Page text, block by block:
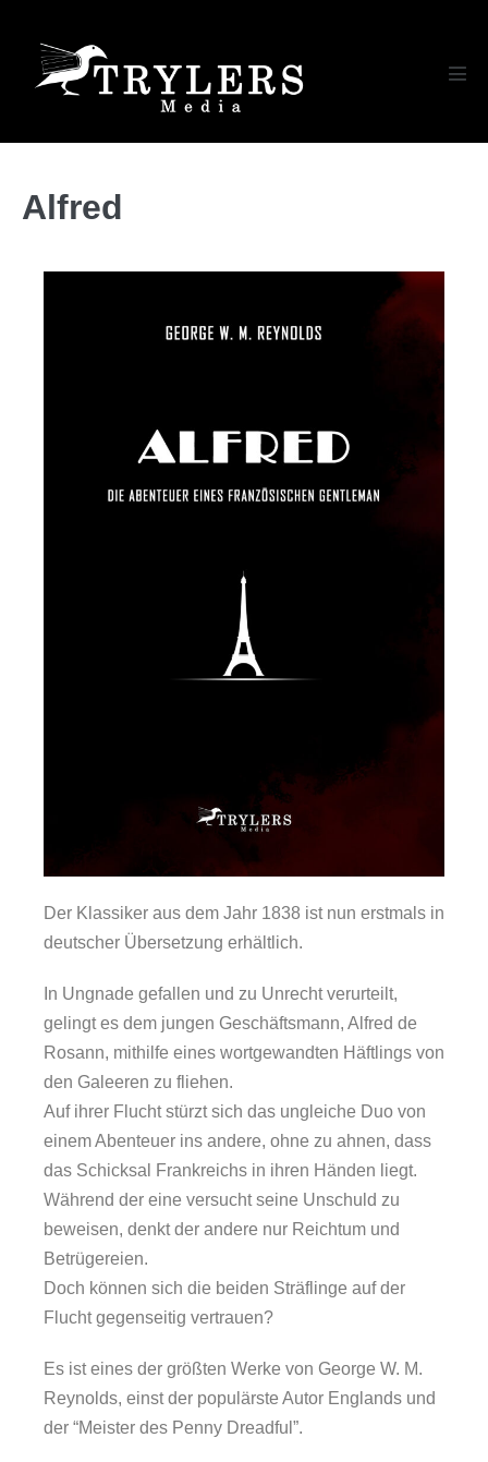
Alfred
Der Klassiker aus dem Jahr 1838 ist nun erstmals in
deutscher Übersetzung erhältlich.
In Ungnade gefallen und zu Unrecht verurteilt,
gelingt es dem jungen Geschäftsmann, Alfred de
Rosann, mithilfe eines wortgewandten Häftlings von
den Galeeren zu fliehen.
Auf ihrer Flucht stürzt sich das ungleiche Duo von
einem Abenteuer ins andere, ohne zu ahnen, dass
das Schicksal Frankreichs in ihren Händen liegt.
Während der eine versucht seine Unschuld zu
beweisen, denkt der andere nur Reichtum und
Betrügereien.
Doch können sich die beiden Sträflinge auf der
Flucht gegenseitig vertrauen?
Es ist eines der größten Werke von George W. M.
Reynolds, einst der populärste Autor Englands und
der “Meister des Penny Dreadful”.